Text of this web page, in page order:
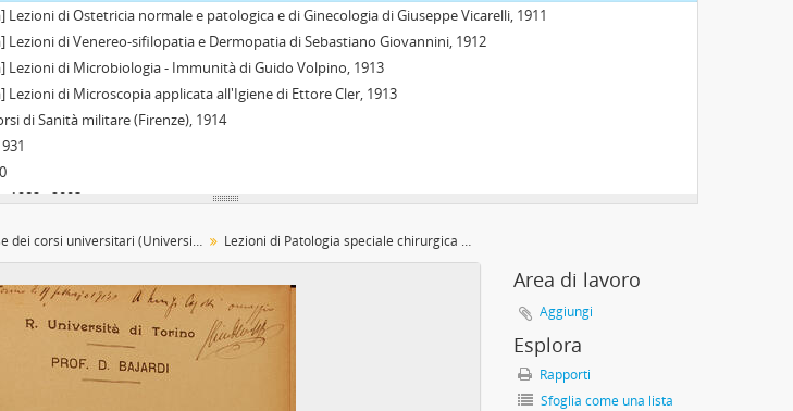
Lezioni di Ostetricia normale e patologica e di Ginecologia di Giuseppe Vicarelli, 1911
Lezioni di Venereo-sifilopatia e Dermopatia di Sebastiano Giovannini, 1912
Lezioni di Microbiologia - Immunità di Guido Volpino, 1913
Lezioni di Microscopia applicata all'Igiene di Ettore Cler, 1913
di Sanità militare (Firenze), 1914
1982 - 2003
2011
1772 - 1989
1960 - 2005
1912-1940 circa
1957 - 1969
Dispense dei corsi universitari (Università di Torino) Lezioni di Patologia speciale chirurgica di Daniele Bajardi
Area di lavoro
Aggiungi
Esplora
Rapporti
Sfoglia come una lista